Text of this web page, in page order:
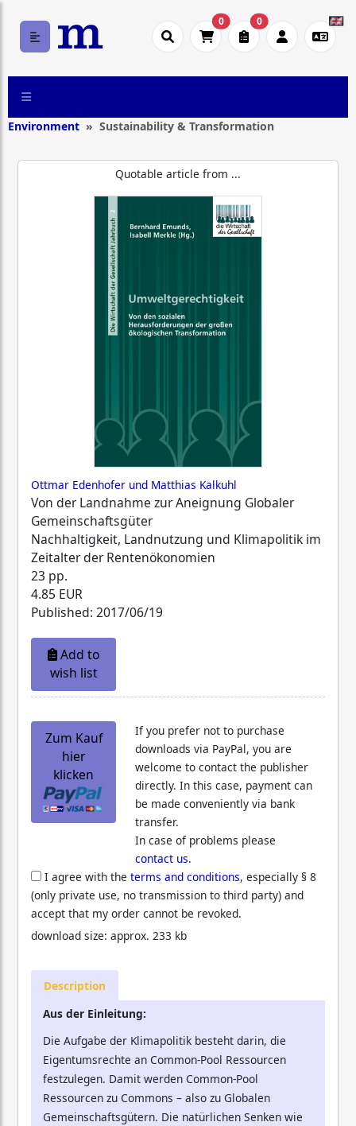
0 0
Environment Sustainability & Transformation
Quotable article from ...
Ottmar Edenhofer und Matthias Kalkuhl
Von der Landnahme zur Aneignung Globaler
Gemeinschaftsgüter
Nachhaltigkeit, Landnutzung und Klimapolitik im
Zeitalter der Rentenökonomien
23 pp.
4.85 EUR
Published: 2017/06/19
Add to
wish list
Zum Kauf
hier
klicken
If you prefer not to purchase
downloads via PayPal, you are
welcome to contact the publisher
directly. In this case, payment can
be made conveniently via bank
transfer.
In case of problems please
contact us.
I agree with the terms and conditions, especially § 8
(only private use, no transmission to third party) and
accept that my order cannot be revoked.
download size: approx. 233 kb
Description
Aus der Einleitung:
Die Aufgabe der Klimapolitik besteht darin, die
Eigentumsrechte an Common-Pool Ressourcen
festzulegen. Damit werden Common-Pool
Ressourcen zu Commons – also zu Globalen
Gemeinschaftsgütern. Die natürlichen Senken wie